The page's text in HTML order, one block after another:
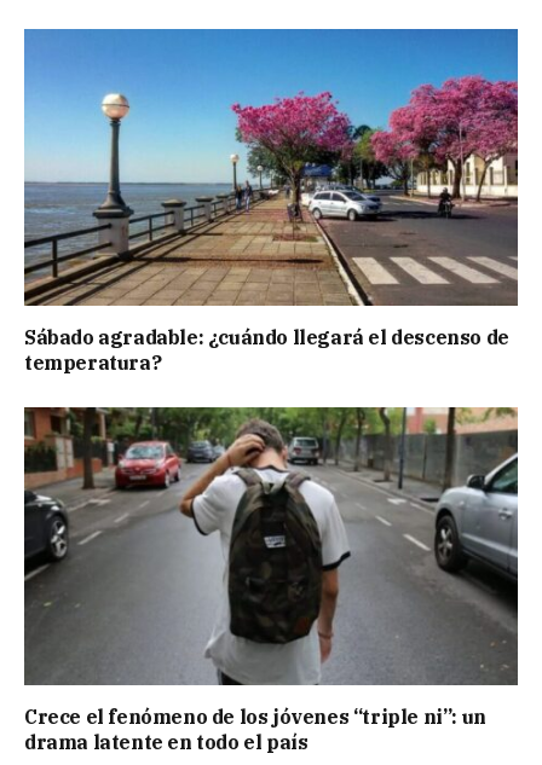
Sábado agradable: ¿cuándo llegará el descenso de
temperatura?
Crece el fenómeno de los jóvenes “triple ni”: un
drama latente en todo el país